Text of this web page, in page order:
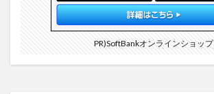
PR)SoftBankオンラインショップ